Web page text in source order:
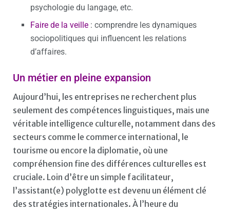
psychologie du langage, etc.
Faire de la veille : comprendre les dynamiques
sociopolitiques qui influencent les relations
d’affaires.
Un métier en pleine expansion
Aujourd’hui, les entreprises ne recherchent plus
seulement des compétences linguistiques, mais une
véritable intelligence culturelle, notamment dans des
secteurs comme le commerce international, le
tourisme ou encore la diplomatie, où une
compréhension fine des différences culturelles est
cruciale. Loin d’être un simple facilitateur,
l’assistant(e) polyglotte est devenu un élément clé
des stratégies internationales. À l’heure du